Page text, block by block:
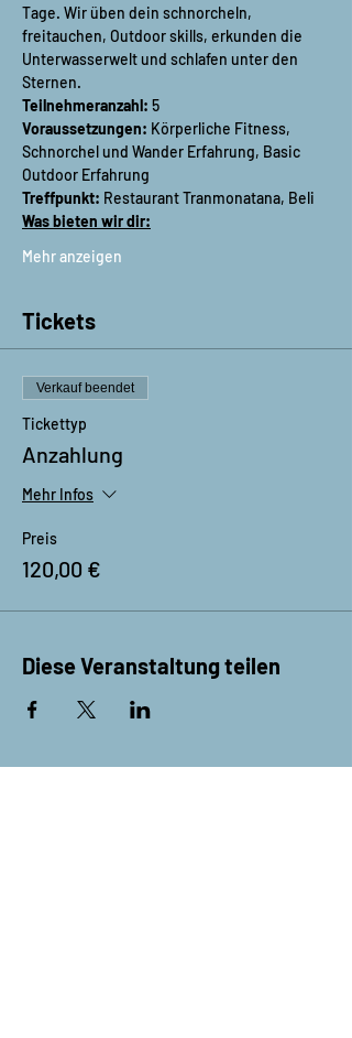
Tage. Wir üben dein schnorcheln,
freitauchen, Outdoor skills, erkunden die
Unterwasserwelt und schlafen unter den
Sternen.
Teilnehmeranzahl: 5
Voraussetzungen: Körperliche Fitness,
Schnorchel und Wander Erfahrung, Basic
Outdoor Erfahrung
Treffpunkt: Restaurant Tranmonatana, Beli
Was bieten wir dir:
Mehr anzeigen
Tickets
Verkauf beendet
Tickettyp
Anzahlung
Mehr Infos
Preis
120,00 €
Diese Veranstaltung teilen